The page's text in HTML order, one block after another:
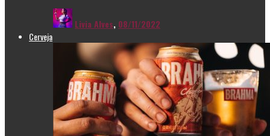
Livia Alves, 08/11/2022
Cerveja